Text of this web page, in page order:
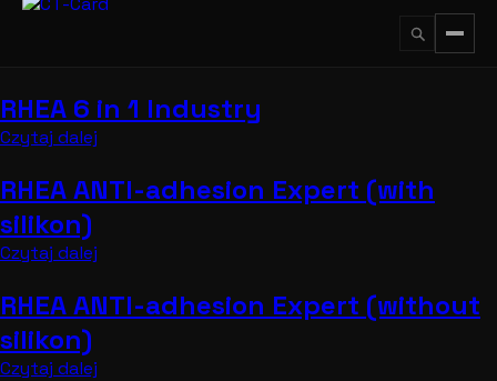
Przejdź
RHEA 6 in 1 Industry
Czytaj dalej
RHEA ANTI-adhesion Expert (with
silikon)
Czytaj dalej
RHEA ANTI-adhesion Expert (without
silikon)
Czytaj dalej